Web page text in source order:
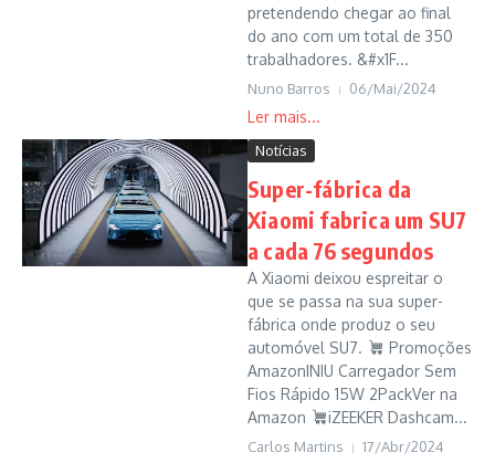
pretendendo chegar ao final
do ano com um total de 350
trabalhadores. &#x1F...
Nuno Barros 06/Mai/2024
Notícias
Super-fábrica da
Xiaomi fabrica um SU7
a cada 76 segundos
A Xiaomi deixou espreitar o
que se passa na sua super-
fábrica onde produz o seu
automóvel SU7.
Promoções
AmazonINIU Carregador Sem
Fios Rápido 15W 2PackVer na
Amazon
iZEEKER Dashcam...
Carlos Martins 17/Abr/2024